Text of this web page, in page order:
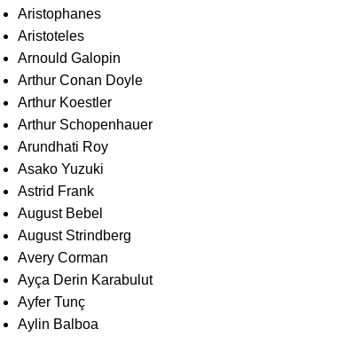
Aristophanes
Aristoteles
Arnould Galopin
Arthur Conan Doyle
Arthur Koestler
Arthur Schopenhauer
Arundhati Roy
Asako Yuzuki
Astrid Frank
August Bebel
August Strindberg
Avery Corman
Ayça Derin Karabulut
Ayfer Tunç
Aylin Balboa